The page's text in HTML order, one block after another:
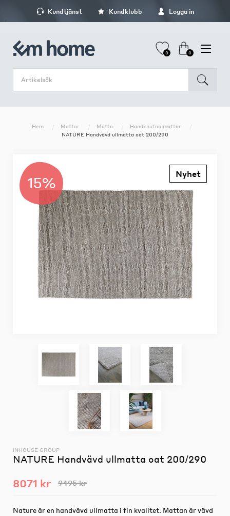
Kundtjänst Kundklubb Logga in
0 0
Hem Mattor Matta
Handknutna mattor
NATURE Handvävd ullmatta oat 200/290
15% Nyhet
INHOUSE GROUP
NATURE Handvävd ullmatta oat 200/290
8071 kr 9495 kr
Nature är en handvävd ullmatta i fin kvalitet. Mattan är vävd